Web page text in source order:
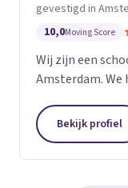
gevestigd in
10,0Moving Score
Wij zijn een
Amsterdam.
Bekijk profiel